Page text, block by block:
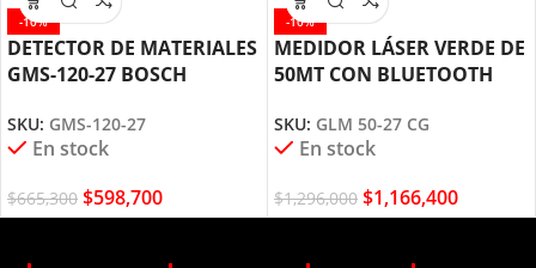
-10%
DETECTOR DE MATERIALES
GMS-120-27 BOSCH
SKU: GMS-120-27
En stock
$665,300 $598,700
-10%
MEDIDOR LÁSER VERDE DE
50MT CON BLUETOOTH
SKU: GLM 50-27 CG
En stock
$1,296,000 $1,166,400